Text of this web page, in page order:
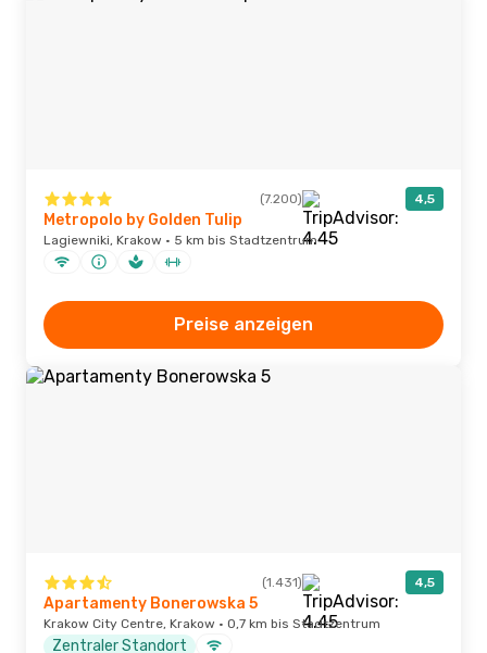
(7.200) 4,5
Metropolo by Golden Tulip
Lagiewniki, Krakow · 5 km bis Stadtzentrum
Preise anzeigen
(1.431) 4,5
Apartamenty Bonerowska 5
Krakow City Centre, Krakow · 0,7 km bis Stadtzentrum
Zentraler Standort